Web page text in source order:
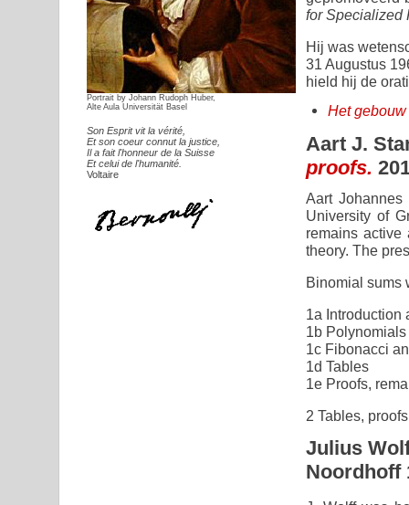
Portrait by Johann Rudoph Huber,
Alte Aula Universität Basel
Son Esprit vit la vérité,
Et son coeur connut la justice,
Il a fait l'honneur de la Suisse
Et celui de l'humanité.
Voltaire
for Specialized
Hij was
31 Augustus
hield hij de
Het
Aart J.
proofs.
Aart
University of
remains
theory. The
Binomial sums
1a Introduction
1b
1c Fibonacci
1d Tables
1e Proofs,
2 Tables,
Julius
Noordhoff